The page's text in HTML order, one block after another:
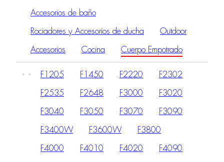
Accesorios de baño
Rociadores y Accesorios de ducha Outdoor
Accesorios Cocina Cuerpo Empotrado
F1205 F1450 F2220 F2302
F2535 F2648 F3000 F3020
F3040 F3050 F3070 F3090
F3400W F3600W F3800
F4000 F4010 F4020 F4090